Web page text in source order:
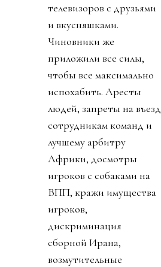
телевизоров с друзьями
и вкусняшками.
Чиновники же
приложили все силы,
чтобы все максимально
испохабить. Аресты
людей, запреты на въезд
сотрудникам команд и
лучшему арбитру
Африки, досмотры
игроков с собаками на
ВПП, кражи имущества
игроков,
дискриминация
сборной Ирана,
возмутительные